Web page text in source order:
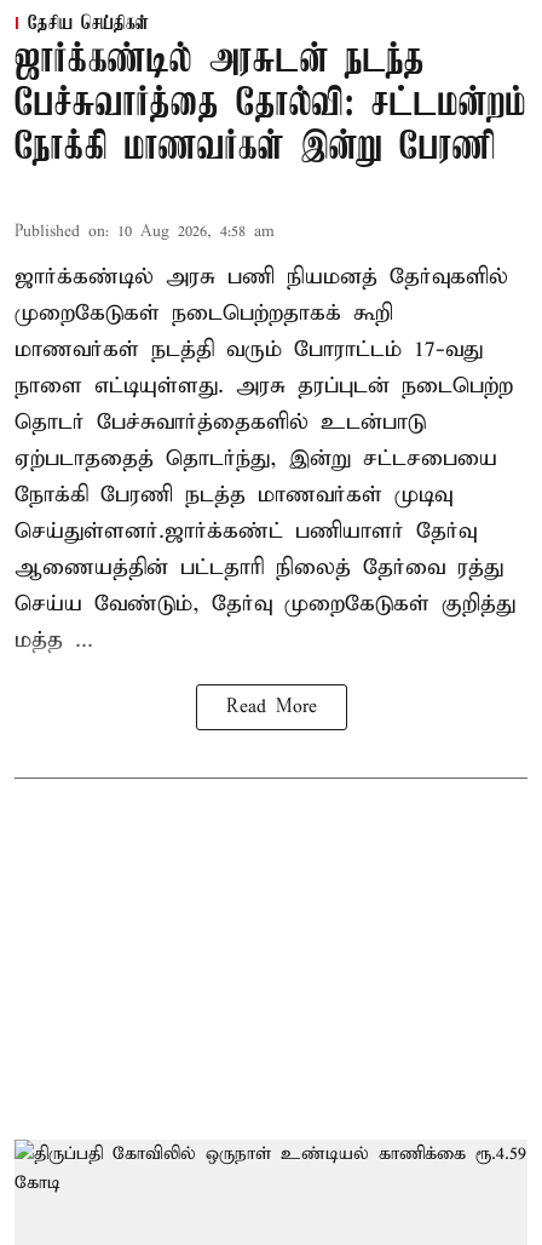
தேசிய செய்திகள்
ஜார்க்கண்டில் அரசுடன் நடந்த
பேச்சுவார்த்தை தோல்வி: சட்டமன்றம்
நோக்கி மாணவர்கள் இன்று பேரணி
Published on: 10 Aug 2026, 4:58 am
ஜார்க்கண்டில் அரசு பணி நியமனத் தேர்வுகளில்
முறைகேடுகள் நடைபெற்றதாகக் கூறி
மாணவர்கள் நடத்தி வரும் போராட்டம் 17-வது
நாளை எட்டியுள்ளது. அரசு தரப்புடன் நடைபெற்ற
தொடர் பேச்சுவார்த்தைகளில் உடன்பாடு
ஏற்படாததைத் தொடர்ந்து, இன்று சட்டசபையை
நோக்கி பேரணி நடத்த மாணவர்கள் முடிவு
செய்துள்ளனர்.ஜார்க்கண்ட் பணியாளர் தேர்வு
ஆணையத்தின் பட்டதாரி நிலைத் தேர்வை ரத்து
செய்ய வேண்டும், தேர்வு முறைகேடுகள் குறித்து
மத்த ...
Read More